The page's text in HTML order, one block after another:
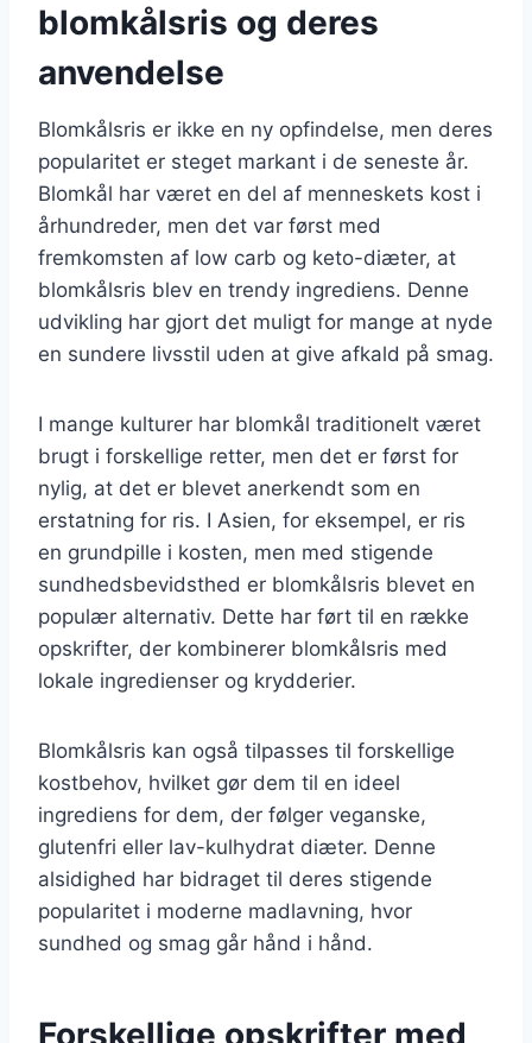
blomkålsris og deres
anvendelse
Blomkålsris er ikke en ny opfindelse, men deres
popularitet er steget markant i de seneste år.
Blomkål har været en del af menneskets kost i
århundreder, men det var først med
fremkomsten af low carb og keto-diæter, at
blomkålsris blev en trendy ingrediens. Denne
udvikling har gjort det muligt for mange at nyde
en sundere livsstil uden at give afkald på smag.
I mange kulturer har blomkål traditionelt været
brugt i forskellige retter, men det er først for
nylig, at det er blevet anerkendt som en
erstatning for ris. I Asien, for eksempel, er ris
en grundpille i kosten, men med stigende
sundhedsbevidsthed er blomkålsris blevet en
populær alternativ. Dette har ført til en række
opskrifter, der kombinerer blomkålsris med
lokale ingredienser og krydderier.
Blomkålsris kan også tilpasses til forskellige
kostbehov, hvilket gør dem til en ideel
ingrediens for dem, der følger veganske,
glutenfri eller lav-kulhydrat diæter. Denne
alsidighed har bidraget til deres stigende
popularitet i moderne madlavning, hvor
sundhed og smag går hånd i hånd.
Forskellige opskrifter med